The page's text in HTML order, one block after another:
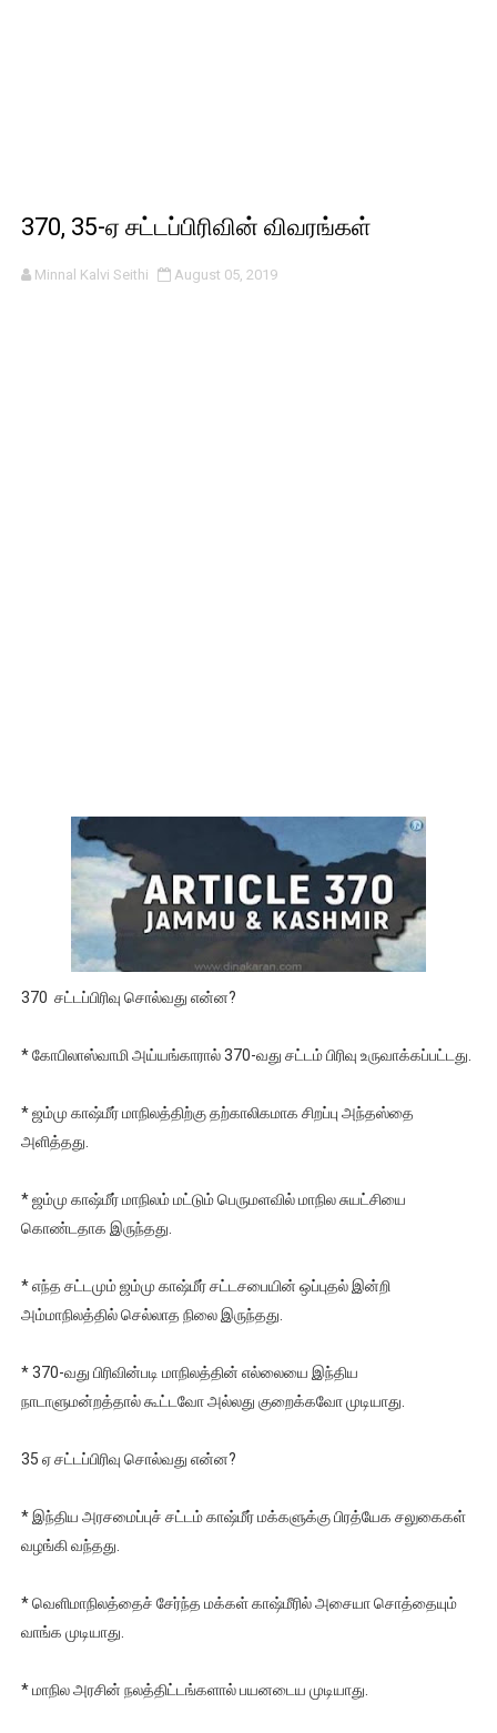
370, 35-ஏ சட்டப்பிரிவின் விவரங்கள்
Minnal Kalvi Seithi August 05, 2019
370 சட்டப்பிரிவு சொல்வது என்ன?
* கோபிலாஸ்வாமி அய்யங்காரால் 370-வது சட்டம் பிரிவு உருவாக்கப்பட்டது.
* ஜம்மு காஷ்மீர் மாநிலத்திற்கு தற்காலிகமாக சிறப்பு அந்தஸ்தை
அளித்தது.
* ஜம்மு காஷ்மீர் மாநிலம் மட்டும் பெருமளவில் மாநில சுயட்சியை
கொண்டதாக இருந்தது.
* எந்த சட்டமும் ஜம்மு காஷ்மீர் சட்டசபையின் ஒப்புதல் இன்றி
அம்மாநிலத்தில் செல்லாத நிலை இருந்தது.
* 370-வது பிரிவின்படி மாநிலத்தின் எல்லையை இந்திய
நாடாளுமன்றத்தால் கூட்டவோ அல்லது குறைக்கவோ முடியாது.
35 ஏ சட்டப்பிரிவு சொல்வது என்ன?
* இந்திய அரசமைப்புச் சட்டம் காஷ்மீர் மக்களுக்கு பிரத்யேக சலுகைகள்
வழங்கி வந்தது.
* வெளிமாநிலத்தைச் சேர்ந்த மக்கள் காஷ்மீரில் அசையா சொத்தையும்
வாங்க முடியாது.
* மாநில அரசின் நலத்திட்டங்களால் பயனடைய முடியாது.